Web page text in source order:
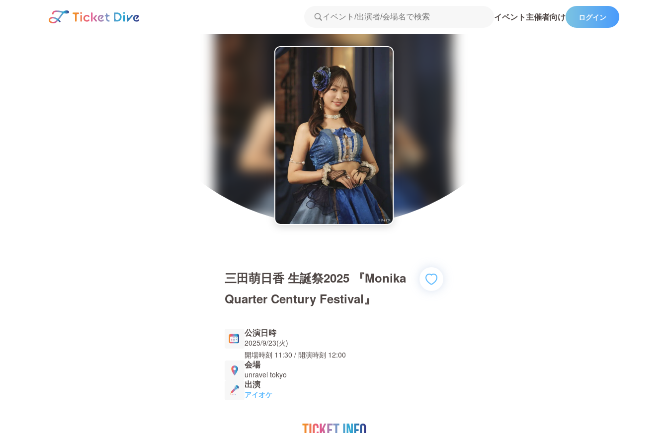
イベント主催者向け ログイン
三田萌日香 生誕祭2025 『Monika
Quarter Century Festival』
公演日時
2025/9/23(火)
開場時刻 11:30 / 開演時刻 12:00
会場
unravel tokyo
出演
アイオケ